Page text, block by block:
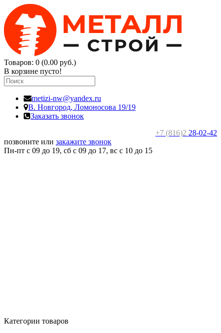
Товаров: 0 (0.00 руб.)
В корзине пусто!
metizi-nw@yandex.ru
В. Новгород, Ломоносова 19/19
Заказать звонок
+7 (816)2 28-02-42
позвоните или закажите звонок
Пн-пт с 09 до 19, сб с 09 до 17, вс c 10 до 15
Категории товаров